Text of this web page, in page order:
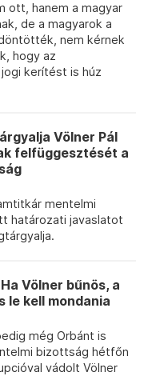
ott, hanem a magyar
de a magyarok a
nem kérnek
hogy az
kerítést is húz
Völner Pál
felfüggesztését a
mentelmi
határozati javaslatot
Völner bűnös, a
le kell mondania
még Orbánt is
bizottság hétfőn
vádolt Völner